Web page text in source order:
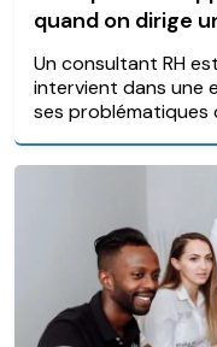
quand on dirige
Un consultant RH
intervient dans une
ses problématiques